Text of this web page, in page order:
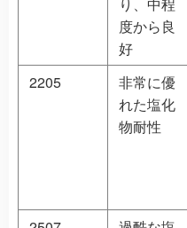
度から良
好
2205
非常に優
れた塩化
物耐性